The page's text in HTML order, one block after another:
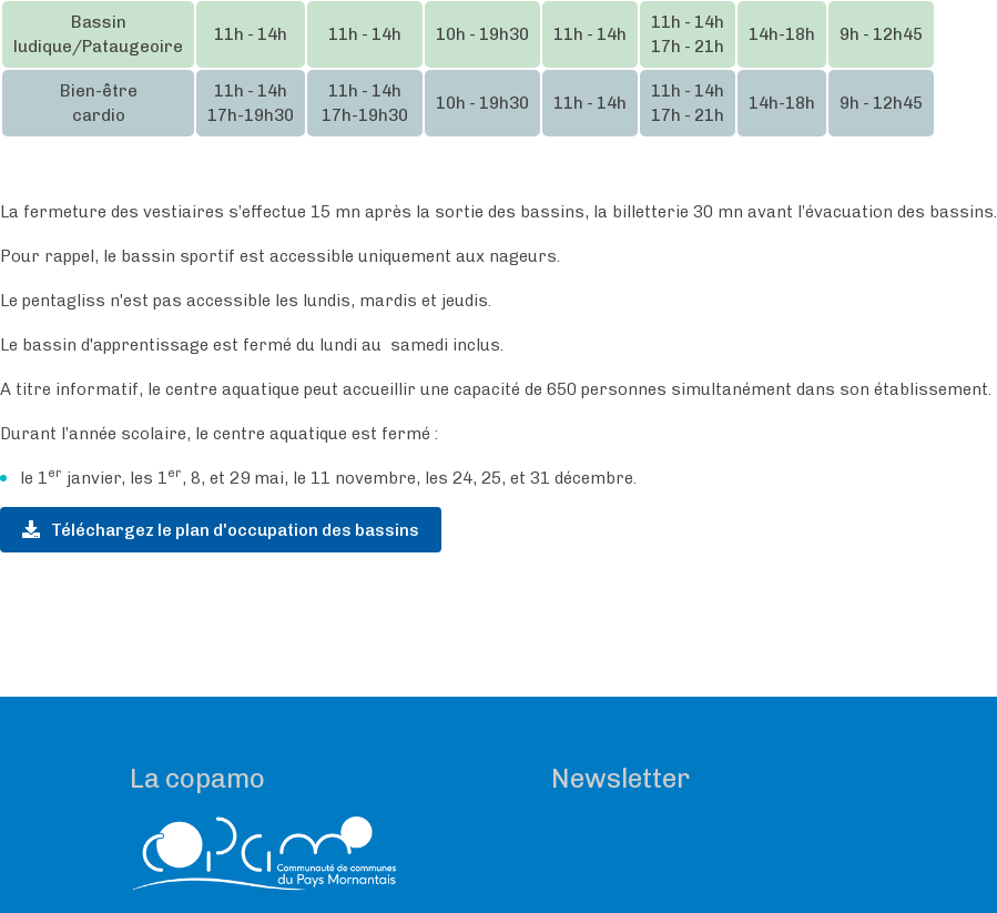
Bassin
ludique/Pataugeoire
11h - 14h 11h - 14h 10h - 19h30 11h - 14h
11h - 14h
17h - 21h
14h-18h 9h - 12h45
Bien-être
cardio
11h - 14h
17h-19h30
11h - 14h
17h-19h30
10h - 19h30 11h - 14h
11h - 14h
17h - 21h
14h-18h 9h - 12h45
La fermeture des vestiaires s’effectue 15 mn après la sortie des bassins, la billetterie 30 mn avant l’évacuation des bassins.
Pour rappel, le bassin sportif est accessible uniquement aux nageurs.
Le pentagliss n'est pas accessible les lundis, mardis et jeudis.
Le bassin d'apprentissage est fermé du lundi au samedi inclus.
A titre informatif, le centre aquatique peut accueillir une capacité de 650 personnes simultanément dans son établissement.
Durant l’année scolaire, le centre aquatique est fermé :
le 1er janvier, les 1er, 8, et 29 mai, le 11 novembre, les 24, 25, et 31 décembre.
Téléchargez le plan d'occupation des bassins
La copamo Newsletter